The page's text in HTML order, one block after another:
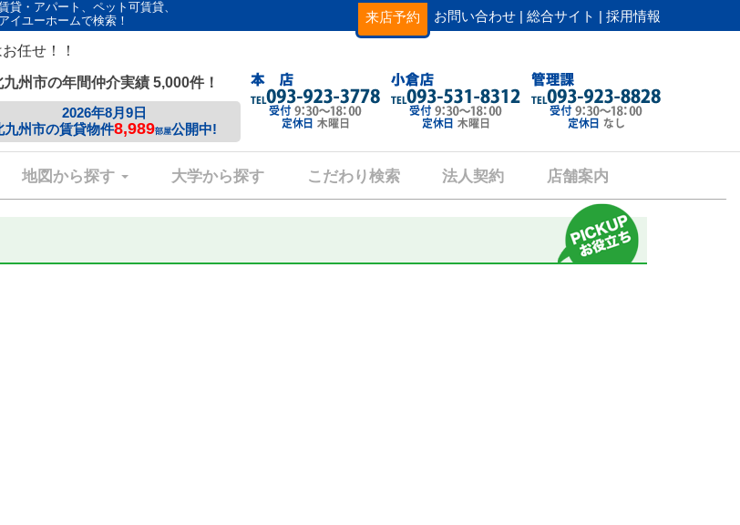
貸・アパート、ペット可賃貸、
イユーホームで検索！
来店予約 お問い合わせ | 総合サイト | 採用情報
任せ！！
九州市の年間仲介実績 5,000件！
2026年8月9日
九州市の賃貸物件8,989部屋公開中!
地図から探す 大学から探す こだわり検索 法人契約 店舗案内